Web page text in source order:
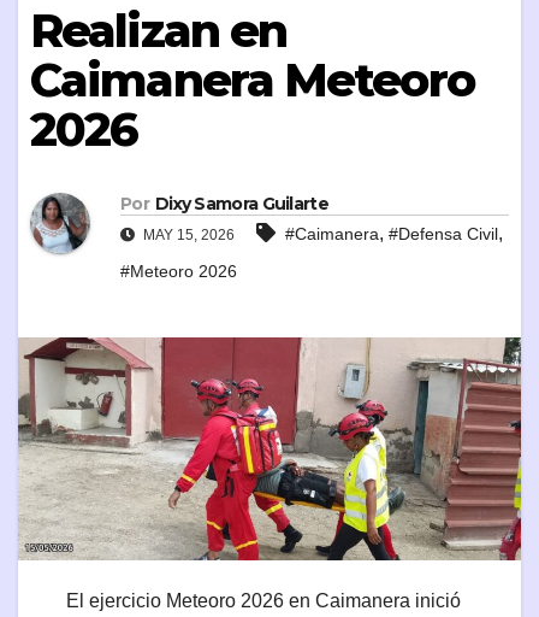
Realizan en
Caimanera Meteoro
2026
Por Dixy Samora Guilarte
MAY 15, 2026 #Caimanera, #Defensa Civil,
#Meteoro 2026
El ejercicio Meteoro 2026 en Caimanera inició